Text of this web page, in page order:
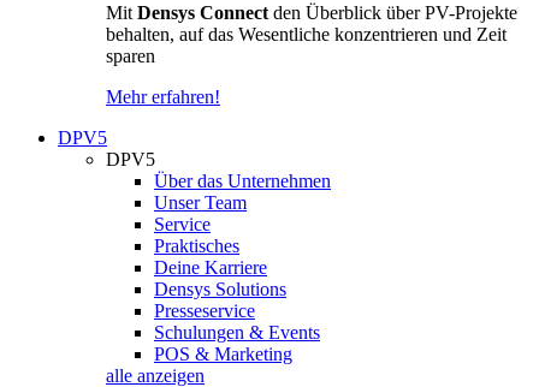
Mit Densys Connect den Überblick über PV-Projekte
behalten, auf das Wesentliche konzentrieren und Zeit
sparen
Mehr erfahren!
DPV5
DPV5
Über das Unternehmen
Unser Team
Service
Praktisches
Deine Karriere
Densys Solutions
Presseservice
Schulungen & Events
POS & Marketing
alle anzeigen